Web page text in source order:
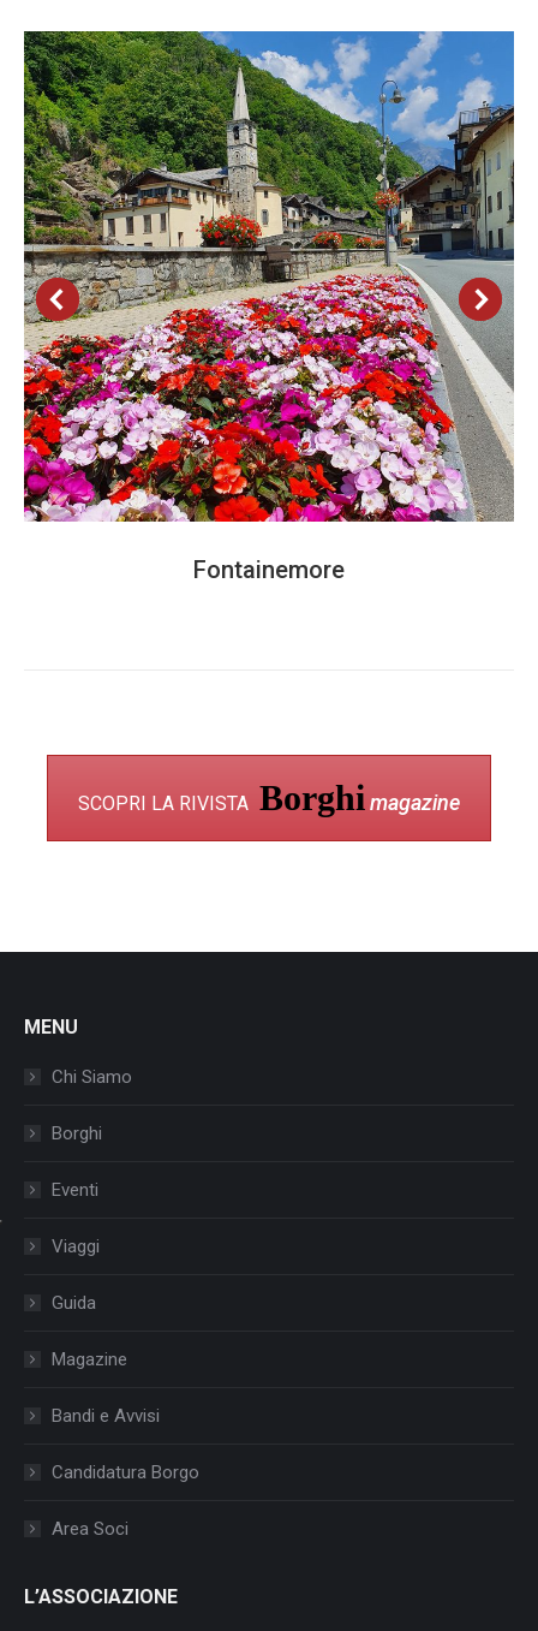
Fontainemore
SCOPRI LA RIVISTA Borghi magazine
MENU
Chi Siamo
Borghi
Eventi
Viaggi
Guida
Magazine
Bandi e Avvisi
Candidatura Borgo
Area Soci
L’ASSOCIAZIONE